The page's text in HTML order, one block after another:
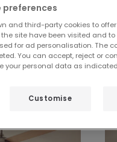
preferences
and third-party cookies to
site have been visited and
for ad personalisation. The
You can accept, reject or
your personal data as
Customise